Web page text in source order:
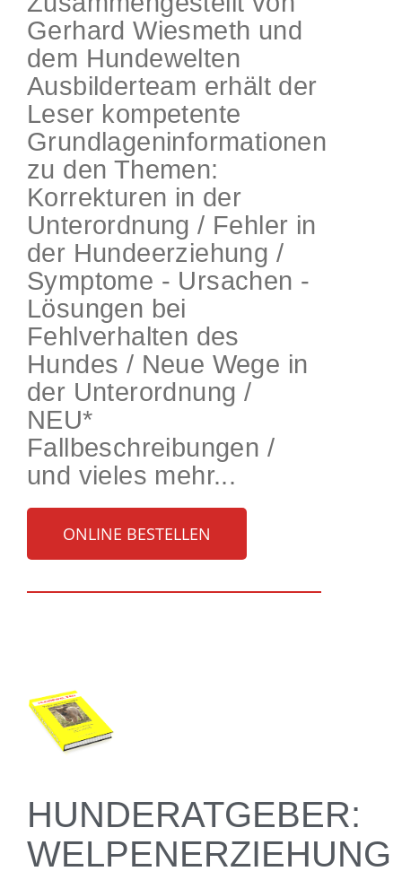
Gerhard Wiesmeth und
dem Hundewelten
Ausbilderteam erhält der
Leser kompetente
Grundlageninformationen
zu den Themen:
Korrekturen in der
Unterordnung / Fehler in
der Hundeerziehung /
Symptome - Ursachen -
Lösungen bei
Fehlverhalten des
Hundes / Neue Wege in
der Unterordnung /
NEU*
Fallbeschreibungen /
und vieles mehr...
ONLINE BESTELLEN
HUNDERATGEBER:
WELPENERZIEHUNG